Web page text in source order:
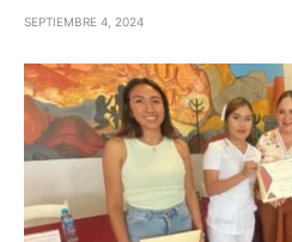
SEPTIEMBRE 4, 2024